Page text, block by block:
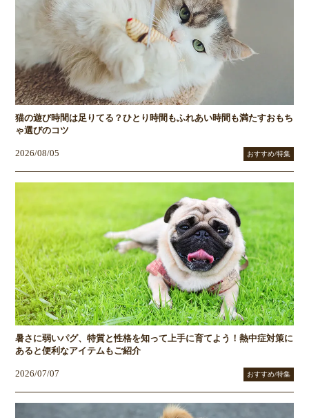
猫の遊び時間は足りてる？ひとり時間もふれあい時間も満たすおもち
ゃ選びのコツ
2026/08/05 おすすめ/特集
暑さに弱いパグ、特質と性格を知って上手に育てよう！熱中症対策に
あると便利なアイテムもご紹介
2026/07/07 おすすめ/特集